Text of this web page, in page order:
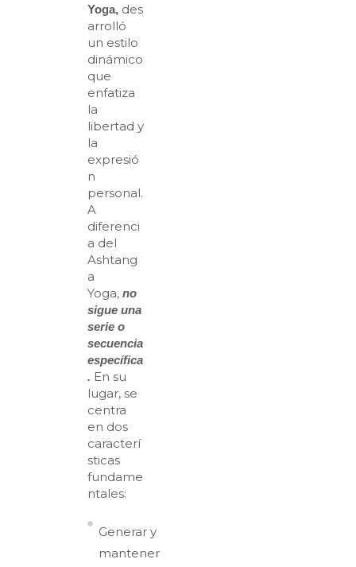
Yoga, des
arrolló
un estilo
dinámico
que
enfatiza
la
libertad y
la
expresió
n
personal.
A
diferenci
a del
Ashtang
a
Yoga, no
sigue una
serie o
secuencia
específica
. En su
lugar, se
centra
en dos
caracterí
sticas
fundame
ntales:
Generar y
mantener